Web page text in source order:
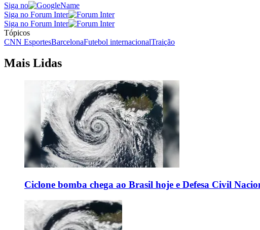
Siga no
Siga no Forum Inter
Siga no Forum Inter
Tópicos
CNN EsportesBarcelonaFutebol internacionalTraição
Mais Lidas
Ciclone bomba chega ao Brasil hoje e Defesa Civil